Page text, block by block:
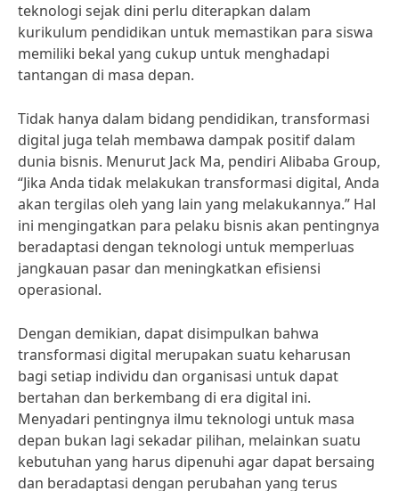
teknologi sejak dini perlu diterapkan dalam
kurikulum pendidikan untuk memastikan para siswa
memiliki bekal yang cukup untuk menghadapi
tantangan di masa depan.
Tidak hanya dalam bidang pendidikan, transformasi
digital juga telah membawa dampak positif dalam
dunia bisnis. Menurut Jack Ma, pendiri Alibaba Group,
“Jika Anda tidak melakukan transformasi digital, Anda
akan tergilas oleh yang lain yang melakukannya.” Hal
ini mengingatkan para pelaku bisnis akan pentingnya
beradaptasi dengan teknologi untuk memperluas
jangkauan pasar dan meningkatkan efisiensi
operasional.
Dengan demikian, dapat disimpulkan bahwa
transformasi digital merupakan suatu keharusan
bagi setiap individu dan organisasi untuk dapat
bertahan dan berkembang di era digital ini.
Menyadari pentingnya ilmu teknologi untuk masa
depan bukan lagi sekadar pilihan, melainkan suatu
kebutuhan yang harus dipenuhi agar dapat bersaing
dan beradaptasi dengan perubahan yang terus